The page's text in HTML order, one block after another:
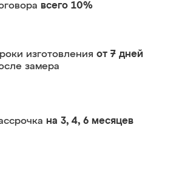
всего 10%
изготовления от 7 дней
замера
на 3, 4, 6 месяцев